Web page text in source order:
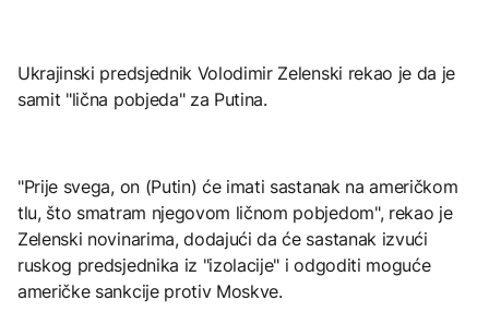
Ukrajinski predsjednik Volodimir Zelenski rekao je da je
samit "lična pobjeda" za Putina.
"Prije svega, on (Putin) će imati sastanak na američkom
tlu, što smatram njegovom ličnom pobjedom", rekao je
Zelenski novinarima, dodajući da će sastanak izvući
ruskog predsjednika iz "izolacije" i odgoditi moguće
američke sankcije protiv Moskve.